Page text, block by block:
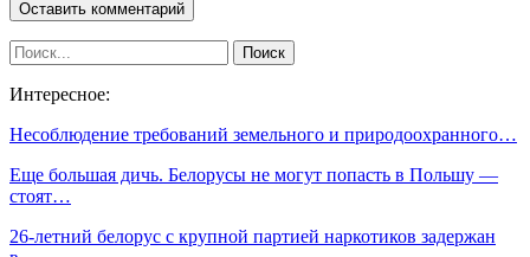
Интересное:
Несоблюдение требований земельного и природоохранного…
Еще большая дичь. Белорусы не могут попасть в Польшу —
стоят…
26-летний белорус с крупной партией наркотиков задержан